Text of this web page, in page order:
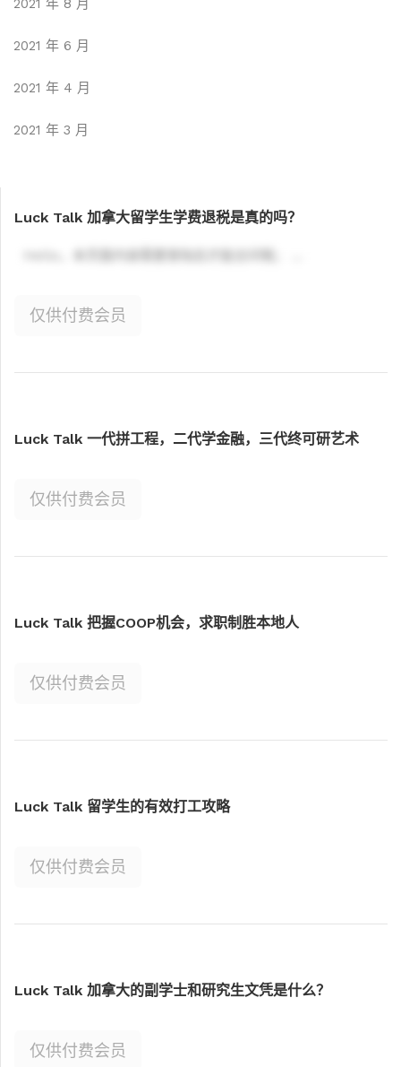
Luck Talk 加拿大留学生学费退税是真的吗？
仅供付费会员
Luck Talk 一代拼工程，二代学金融，三代终可研艺术
仅供付费会员
Luck Talk 把握COOP机会，求职制胜本地人
仅供付费会员
Luck Talk 留学生的有效打工攻略
仅供付费会员
Luck Talk 加拿大的副学士和研究生文凭是什么？
仅供付费会员
2021 年 8 月
2021 年 6 月
2021 年 4 月
2021 年 3 月